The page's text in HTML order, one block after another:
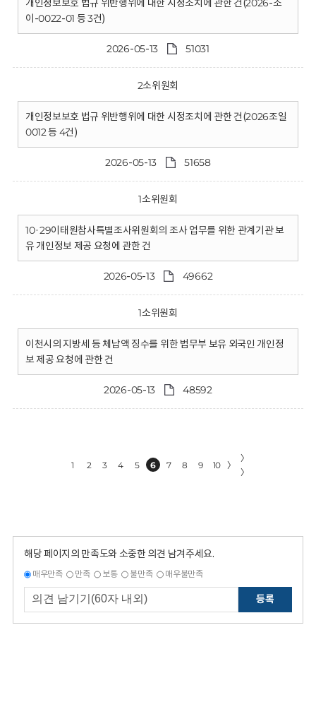
개인정보보호 법규 위반행위에 대한 시정조치에 관한 건(2026-조
이-0022-01 등 3건)
2026-05-13 51031
2소위원회
개인정보보호 법규 위반행위에 대한 시정조치에 관한 건(2026조일
0012 등 4건)
2026-05-13 51658
1소위원회
10·29이태원참사특별조사위원회의 조사 업무를 위한 관계기관 보
유 개인정보 제공 요청에 관한 건
2026-05-13 49662
1소위원회
이천시의 지방세 등 체납액 징수를 위한 법무부 보유 외국인 개인정
보 제공 요청에 관한 건
2026-05-13 48592
1 2 3 4 5 6 7 8 9 10 〉
〉
〉
해당 페이지의 만족도와 소중한 의견 남겨주세요.
매우만족 만족 보통 불만족 매우불만족
등록